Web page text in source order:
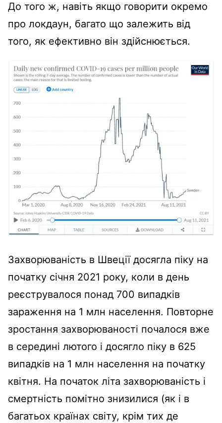
До того ж, навіть якщо говорити окремо
про локдаун, багато що залежить від
того, як ефективно він здійснюється.
Захворюваність в Швеції досягла піку на
початку січня 2021 року, коли в день
реєструвалося понад 700 випадків
зараження на 1 млн населення. Повторне
зростання захворюваності почалося вже
в середині лютого і досягло піку в 625
випадків на 1 млн населення на початку
квітня. На початок літа захворюваність і
смертність помітно знизилися (як і в
багатьох країнах світу, крім тих де